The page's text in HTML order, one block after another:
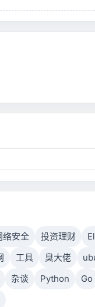
络安全 投资理财
工具 臭大佬
杂谈 Python Go